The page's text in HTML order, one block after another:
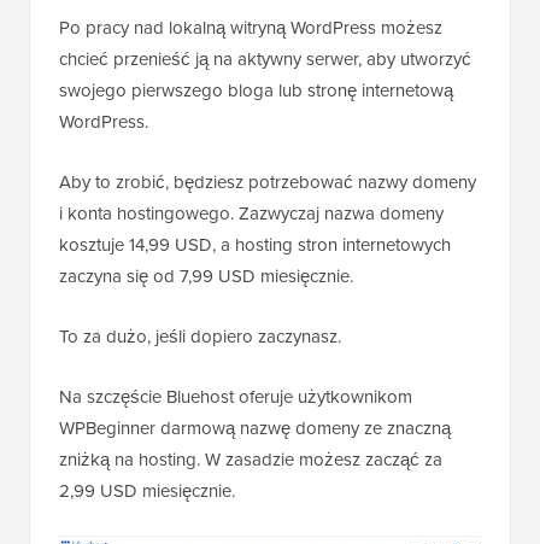
Po pracy nad lokalną witryną WordPress możesz
chcieć przenieść ją na aktywny serwer, aby utworzyć
swojego pierwszego bloga lub stronę internetową
WordPress.
Aby to zrobić, będziesz potrzebować nazwy domeny
i konta hostingowego. Zazwyczaj nazwa domeny
kosztuje 14,99 USD, a hosting stron internetowych
zaczyna się od 7,99 USD miesięcznie.
To za dużo, jeśli dopiero zaczynasz.
Na szczęście Bluehost oferuje użytkownikom
WPBeginner darmową nazwę domeny ze znaczną
zniżką na hosting. W zasadzie możesz zacząć za
2,99 USD miesięcznie.